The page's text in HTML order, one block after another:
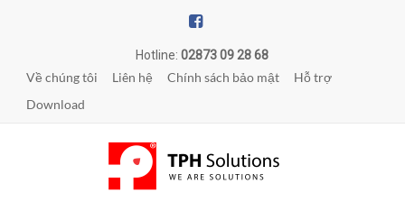
Hotline:02873 09 28 68
Về chúng tôi Liên hệ Chính sách bảo mật
Hỗ trợ
Download